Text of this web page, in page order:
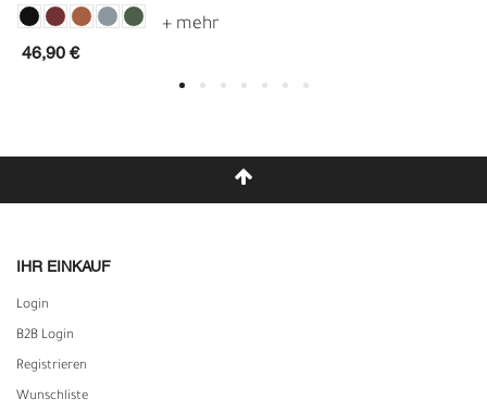
46,90 €
IHR EINKAUF
Login
B2B Login
Registrieren
Wunschliste